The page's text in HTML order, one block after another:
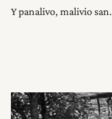
Y panalivo, malivio san.